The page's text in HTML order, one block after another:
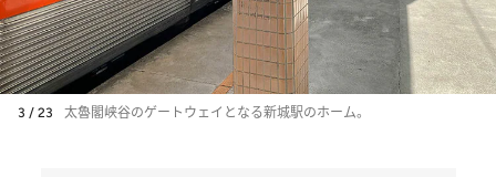
3 / 23 太魯閣峡谷のゲートウェイとなる新城駅のホーム。